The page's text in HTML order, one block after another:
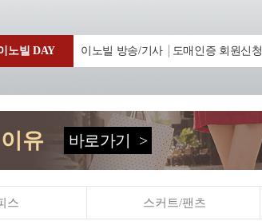
노빌 DAY 이노빌 방송/기사 도매인증 회원신청
유 바로가기 >
스 스커트/팬츠